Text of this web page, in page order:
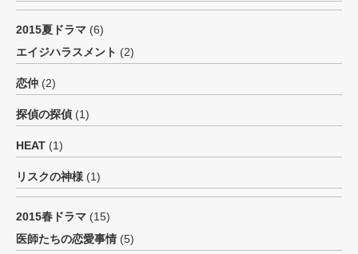
2015夏ドラマ (6)
エイジハラスメント (2)
恋仲 (2)
探偵の探偵 (1)
HEAT (1)
リスクの神様 (1)
2015春ドラマ (15)
医師たちの恋愛事情 (5)